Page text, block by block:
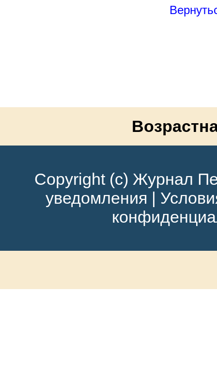
Copyright (c) Журнал
уведомления |